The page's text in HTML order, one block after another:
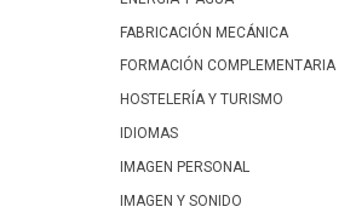
FABRICACIÓN MECÁNICA
FORMACIÓN COMPLEMENTARIA
HOSTELERÍA Y TURISMO
IDIOMAS
IMAGEN PERSONAL
IMAGEN Y SONIDO